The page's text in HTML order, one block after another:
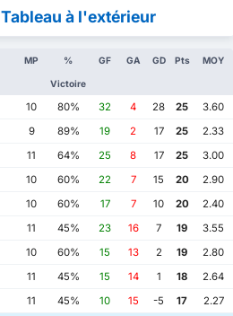
à l'extérieur
MP %
Victoire
GF GA GD Pts MOY
10 80% 32 4 28 25
3.60
9 89% 19 2 17 25
2.33
11 64% 25 8 17 25
3.00
10 60% 22 7 15 20
2.90
10 60% 17 7 10 20
2.40
11 45% 23 16 7 19
3.55
10 60% 15 13 2 19
2.80
11 45% 15 14 1 18
2.64
11 45% 10 15 -5 17
2.27